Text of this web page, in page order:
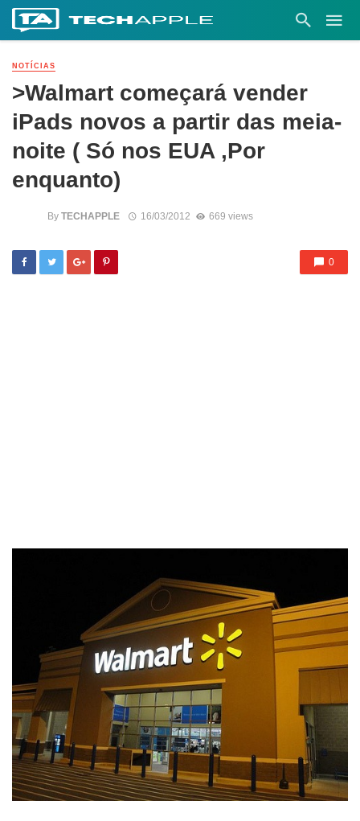
NOTÍCIAS
>Walmart começará vender
iPads novos a partir das meia-
noite ( Só nos EUA ,Por
enquanto)
By TECHAPPLE 16/03/2012 669 views
0